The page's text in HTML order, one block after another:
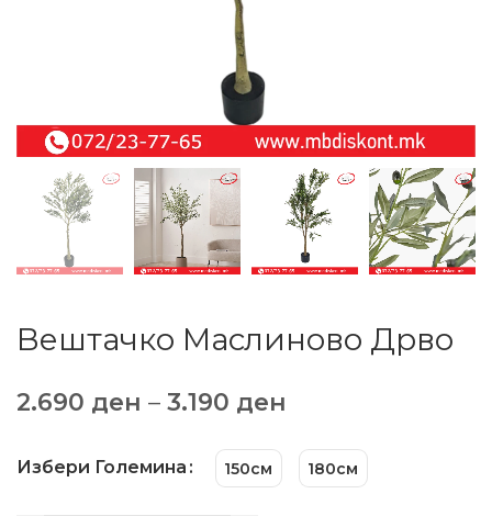
Вештачко Маслиново Дрво
2.690 ден – 3.190 ден
Избери Големина 150см 180см